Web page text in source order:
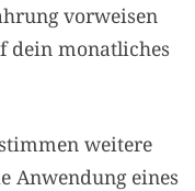
vorweisen
dein monatliches
weitere
Anwendung eines